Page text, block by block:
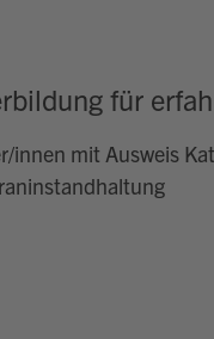
für
innen mit Ausweis